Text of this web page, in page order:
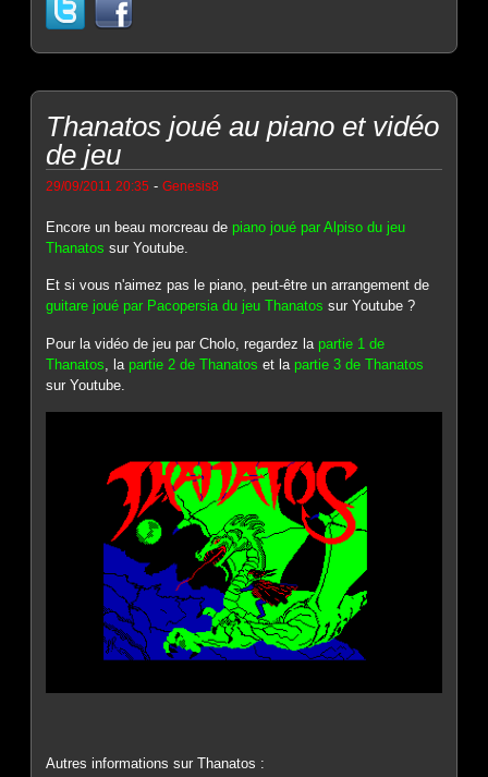
Thanatos joué au piano et vidéo
de jeu
29/09/2011 20:35 -Genesis8
Encore un beau morcreau depiano joué par Alpiso du jeu
Thanatos sur Youtube.
Et si vous n'aimez pas le piano, peut-être un arrangement de
guitare joué par Pacopersia du jeu Thanatos sur Youtube ?
Pour la vidéo de jeu par Cholo, regardez lapartie 1 de
Thanatos , lapartie 2 de Thanatos et lapartie 3 de Thanatos
sur Youtube.
Autres informations sur Thanatos :